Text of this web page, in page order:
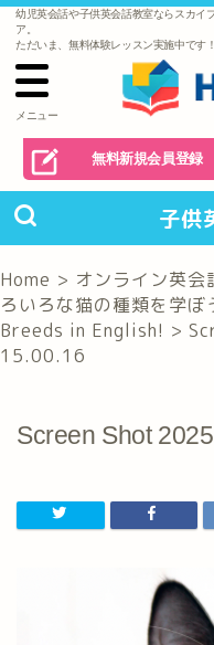
幼児英会話や子供英会話教室ならスカイ
ア。
ただいま、無料体験レッスン実施中です！
メニュー
無料新規会員登録
子供
Home > オンライン英会
ろいろな猫の種類を学
Breeds in English! >
15.00.16
Screen Shot